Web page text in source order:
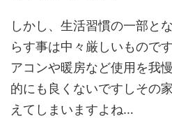
しかし、生活習慣の一部と
らす事は中々厳しいもので
アコンや暖房など使用を我
的にも良くないですしその
えてしまいますよね…